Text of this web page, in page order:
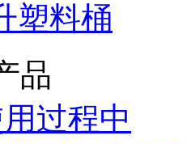
塑料桶
品
过程中